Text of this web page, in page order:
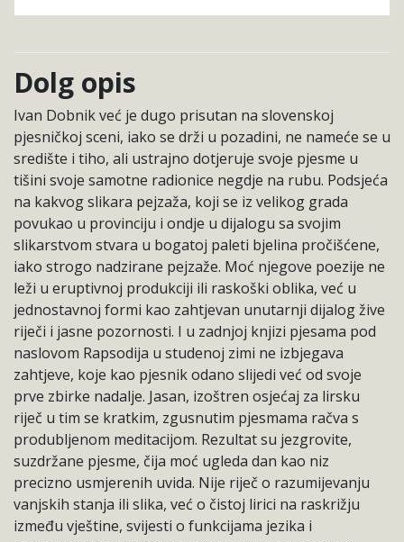
Dolg opis
Ivan Dobnik već je dugo prisutan na slovenskoj
pjesničkoj sceni, iako se drži u pozadini, ne nameće se u
središte i tiho, ali ustrajno dotjeruje svoje pjesme u
tišini svoje samotne radionice negdje na rubu. Podsjeća
na kakvog slikara pejzaža, koji se iz velikog grada
povukao u provinciju i ondje u dijalogu sa svojim
slikarstvom stvara u bogatoj paleti bjelina pročišćene,
iako strogo nadzirane pejzaže. Moć njegove poezije ne
leži u eruptivnoj produkciji ili raskoški oblika, već u
jednostavnoj formi kao zahtjevan unutarnji dijalog žive
riječi i jasne pozornosti. I u zadnjoj knjizi pjesama pod
naslovom Rapsodija u studenoj zimi ne izbjegava
zahtjeve, koje kao pjesnik odano slijedi već od svoje
prve zbirke nadalje. Jasan, izoštren osjećaj za lirsku
riječ u tim se kratkim, zgusnutim pjesmama račva s
produbljenom meditacijom. Rezultat su jezgrovite,
suzdržane pjesme, čija moć ugleda dan kao niz
precizno usmjerenih uvida. Nije riječ o razumijevanju
vanjskih stanja ili slika, već o čistoj lirici na raskrižju
između vještine, svijesti o funkcijama jezika i